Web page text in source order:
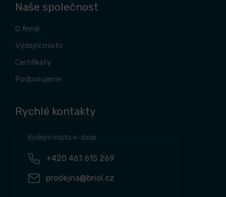
Naše společnost
O firmě
Výdejní místo
Certifikáty
Podporujeme
Rychlé kontakty
Výdejní místo e-shop
+420 461 615 269
prodejna@briol.cz